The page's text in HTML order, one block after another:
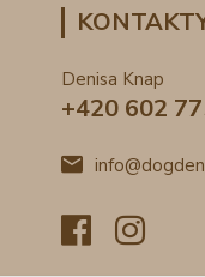
Denisa Knap
+420 602